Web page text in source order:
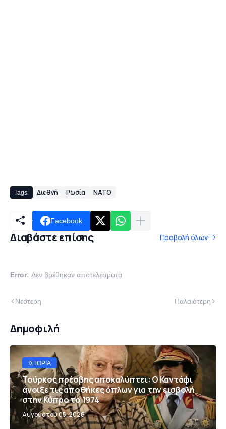
Tags: Διεθνή Ρωσία NATO
Facebook
Διαβάστε επίσης Προβολή όλων
Error: Δεν βρέθηκαν αποτελέσματα
Νεότερη Παλαιότερη
Δημοφιλή
ΙΣΤΟΡΊΑ
Τούρκος πρέσβης αποκαλύπτει: Ο Καντάφι
άνοιξε τις αποθήκες όπλων για την εισβολή
στην Κύπρο το 1974
Αυγούστου 05, 2026